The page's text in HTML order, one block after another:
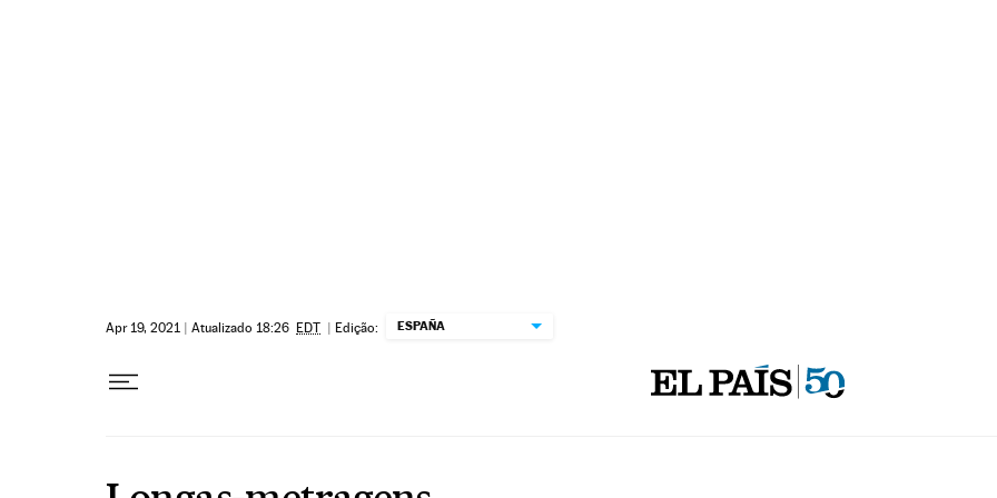
Apr 19, 2021 | Atualizado 18:26 EDT | Edição: ESPAÑA